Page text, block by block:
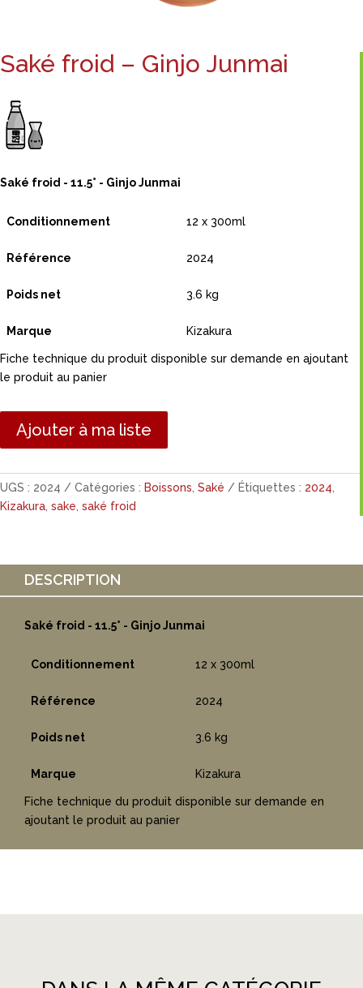
Saké froid – Ginjo Junmai
Saké froid - 11.5° - Ginjo Junmai
Conditionnement 12 x 300ml
Référence 2024
Poids net 3.6 kg
Marque Kizakura
Fiche technique du produit disponible sur demande en ajoutant
le produit au panier
Ajouter à ma liste
UGS : 2024 Catégories : Boissons Saké Étiquettes : 2024
Kizakura sake saké froid
DESCRIPTION
Saké froid - 11.5° - Ginjo Junmai
Conditionnement 12 x 300ml
Référence 2024
Poids net 3.6 kg
Marque Kizakura
Fiche technique du produit disponible sur demande en
ajoutant le produit au panier